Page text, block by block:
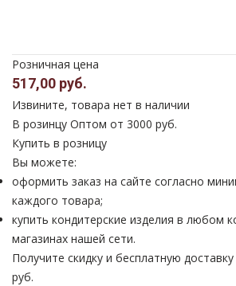
Розничная цена
517,00 руб.
Извините, товара нет в наличии
В розинцу Оптом от 3000 руб.
Купить в розницу
Вы можете:
оформить заказ на сайте согласно
каждого товара;
купить кондитерские изделия в любом
магазинах нашей сети.
Получите скидку и бесплатную
руб.